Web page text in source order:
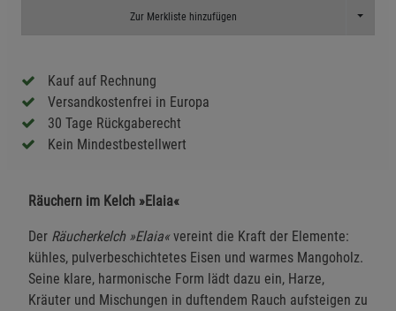
Zur Merkliste hinzufügen Toggle
Kauf auf Rechnung
Versandkostenfrei in Europa
30 Tage Rückgaberecht
Kein Mindestbestellwert
Räuchern im Kelch »Elaia«
Der Räucherkelch »Elaia«vereint die Kraft der Elemente:
kühles, pulverbeschichtetes Eisen und warmes Mangoholz.
Seine klare, harmonische Form lädt dazu ein, Harze,
Kräuter und Mischungen in duftendem Rauch aufsteigen zu